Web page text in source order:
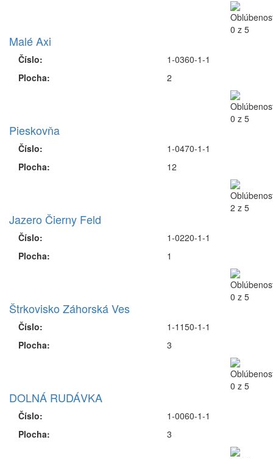
Malé Axi
Číslo:
Plocha:
1-0360-1-1
2
Pieskovňa
Číslo:
Plocha:
1-0470-1-1
12
Jazero Čierny Feld
Číslo:
Plocha:
1-0220-1-1
1
Štrkovisko Záhorská Ves
Číslo:
Plocha:
1-1150-1-1
3
DOLNÁ RUDÁVKA
Číslo:
Plocha:
1-0060-1-1
3